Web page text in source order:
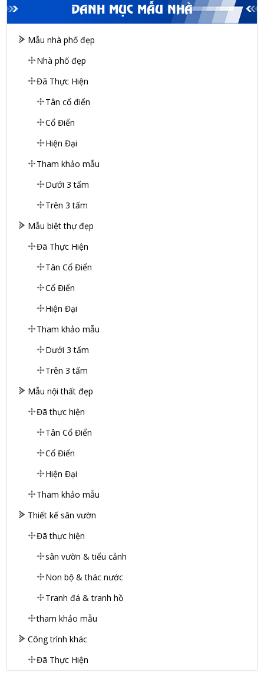
DANH MỤC MẪU NHÀ
Mẫu nhà phố đẹp
Nhà phố đẹp
Đã Thực Hiện
Tân cổ điển
Cổ Điển
Hiện Đại
Tham khảo mẫu
Dưới 3 tấm
Trên 3 tấm
Mẫu biệt thự đẹp
Đã Thực Hiện
Tân Cổ Điển
Cổ Điển
Hiện Đại
Tham khảo mẫu
Dưới 3 tấm
Trên 3 tấm
Mẫu nội thất đẹp
Đã thực hiện
Tân Cổ Điển
Cổ Điển
Hiện Đại
Tham khảo mẫu
Thiết kế sân vườn
Đã thực hiện
sân vườn & tiểu cảnh
Non bộ & thác nước
Tranh đá & tranh hồ
tham khảo mẫu
Công trình khác
Đã Thực Hiện